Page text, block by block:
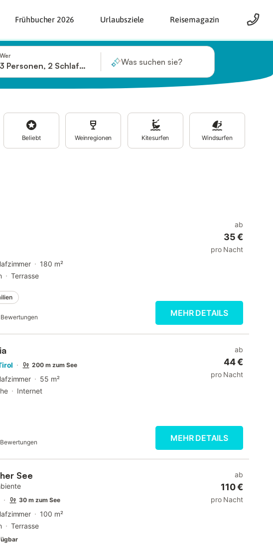
Frühbucher 2026 Urlaubsziele Reisemagazin
Wer
3 Personen, 2 Schlafzimmer Was suchen sie?
Beliebt Weinregionen Kitesurfen Windsurfen
180 m²
Terrasse
Bewertungen
ab
35 €
pro Nacht
MEHR DETAILS
200 m zum See
55 m²
Internet
Bewertungen
ab
44 €
pro Nacht
MEHR DETAILS
See
30 m zum See
100 m²
Terrasse
ab
110 €
pro Nacht